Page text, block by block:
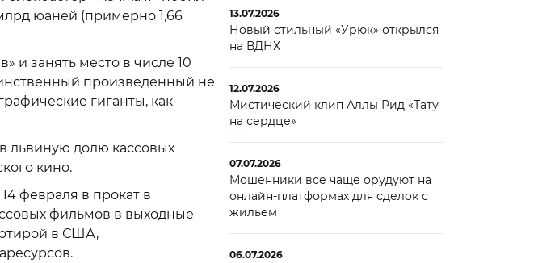
юаней (примерно 1,66
и занять место в числе 10
произведенный не
гиганты, как
львиную долю кассовых
кино.
февраля в прокат в
фильмов в выходные
в США,
13.07.2026
Новый стильный «Урюк» открылся
на ВДНХ
12.07.2026
Мистический клип Аллы Рид «Тату
на сердце»
07.07.2026
Мошенники все чаще орудуют на
онлайн-платформах для сделок с
жильем
06.07.2026